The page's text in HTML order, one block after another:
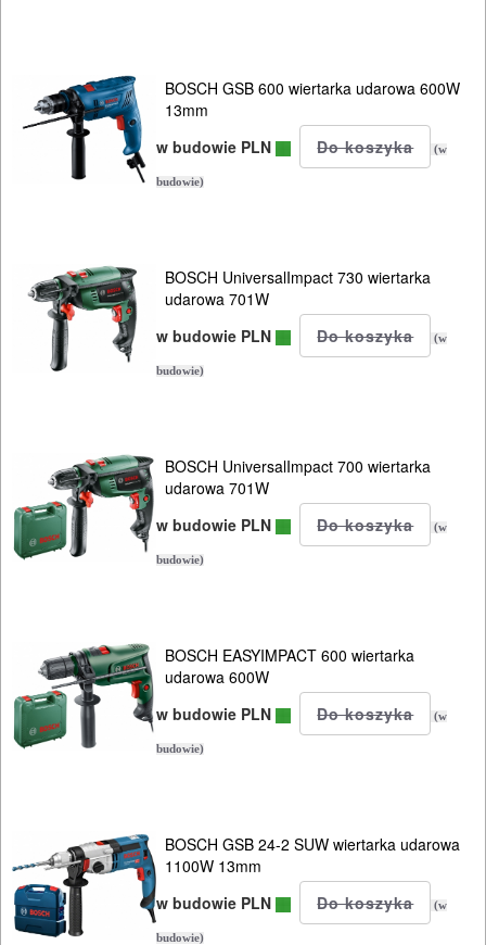
BOSCH GSB 600 wiertarka udarowa 600W
13mm
w budowie PLN
(w
budowie)
BOSCH UniversalImpact 730 wiertarka
udarowa 701W
w budowie PLN
(w
budowie)
BOSCH UniversalImpact 700 wiertarka
udarowa 701W
w budowie PLN
(w
budowie)
BOSCH EASYIMPACT 600 wiertarka
udarowa 600W
w budowie PLN
(w
budowie)
BOSCH GSB 24-2 SUW wiertarka udarowa
1100W 13mm
w budowie PLN
(w
budowie)